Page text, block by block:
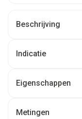
Beschrijving
Indicatie
Eigenschappen
Metingen